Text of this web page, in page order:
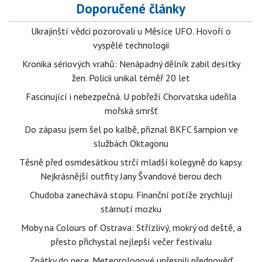
Doporučené články
Ukrajinští vědci pozorovali u Měsíce UFO. Hovoří o
vyspělé technologii
Kronika sériových vrahů: Nenápadný dělník zabil desítky
žen. Policii unikal téměř 20 let
Fascinující i nebezpečná. U pobřeží Chorvatska udeřila
mořská smršť
Do zápasu jsem šel po kalbě, přiznal BKFC šampion ve
službách Oktagonu
Těsně před osmdesátkou strčí mladší kolegyně do kapsy.
Nejkrásnější outfity Jany Švandové berou dech
Chudoba zanechává stopu. Finanční potíže zrychlují
stárnutí mozku
Moby na Colours of Ostrava: Střízlivý, mokrý od deště, a
přesto přichystal nejlepší večer festivalu